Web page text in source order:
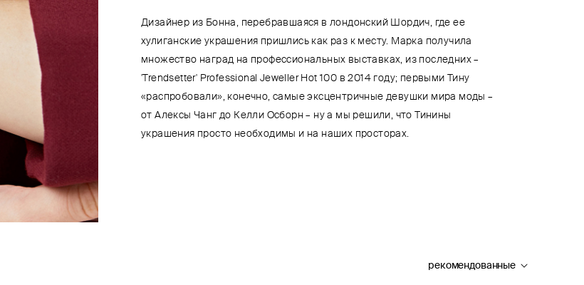
Дизайнер из Бонна, перебравшаяся в лондонский Шордич, где ее
хулиганские украшения пришлись как раз к месту. Марка получила
множество наград на профессиональных выставках, из последних –
'Trendsetter' Professional Jeweller Hot 100 в 2014 году; первыми Тину
«распробовали», конечно, самые эксцентричные девушки мира моды –
от Алексы Чанг до Келли Осборн – ну а мы решили, что Тинины
украшения просто необходимы и на наших просторах.
рекомендованные